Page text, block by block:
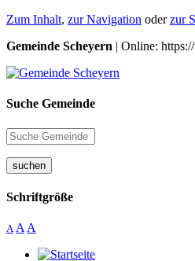
Zum Inhalt, zur Navigation oderzur
Gemeinde Scheyern | Online:
Suche Gemeinde
suchen
Schriftgröße
A A A